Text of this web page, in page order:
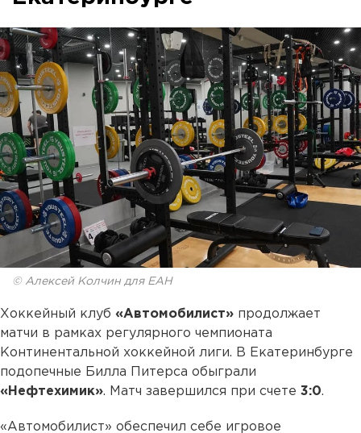
© Алексей Колчин для ЕАН
Хоккейный клуб «Автомобилист» продолжает
матчи в рамках регулярного чемпионата
Континентальной хоккейной лиги. В Екатеринбурге
подопечные Билла Питерса обыграли
«Нефтехимик». Матч завершился при счете 3:0.
«Автомобилист» обеспечил себе игровое